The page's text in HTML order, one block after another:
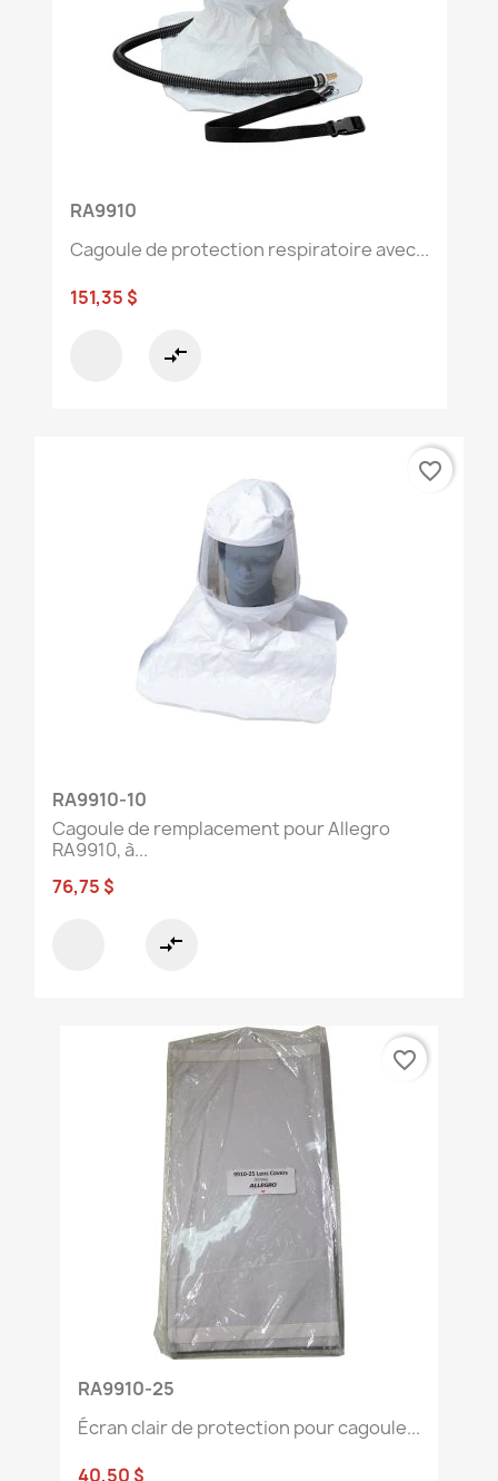
RA9910
Cagoule de protection respiratoire avec...
151,35 $
compare_arrows
RA9910-10
Cagoule de remplacement pour Allegro
RA9910, à...
76,75 $
compare_arrows
favorite_border
RA9910-25
Écran clair de protection pour cagoule...
40,50 $
favorite_border